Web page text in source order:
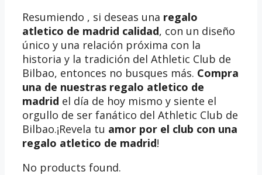
Resumiendo , si deseas una regalo
atletico de madrid calidad, con un diseño
único y una relación próxima con la
historia y la tradición del Athletic Club de
Bilbao, entonces no busques más. Compra
una de nuestras regalo atletico de
madrid el día de hoy mismo y siente el
orgullo de ser fanático del Athletic Club de
Bilbao.¡Revela tu amor por el club con una
regalo atletico de madrid!
No products found.